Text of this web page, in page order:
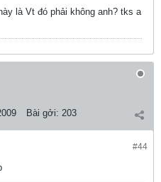
là Vt đó phải không anh? tks a
Bài gởi: 203
#44